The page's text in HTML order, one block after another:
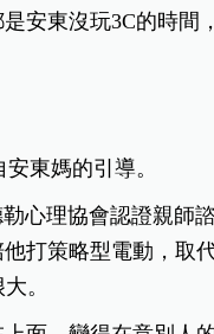
安東沒玩3C的時間
東媽的引導。
心理協會認證親師
打策略型電動，取
。